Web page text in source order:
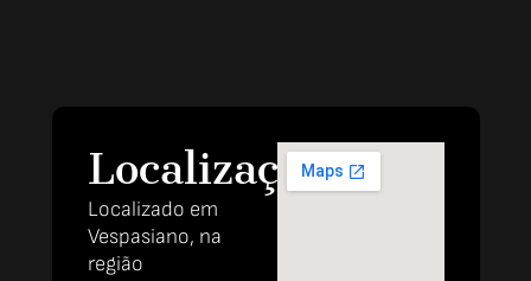
Localização
Localizado em
Vespasiano, na
região